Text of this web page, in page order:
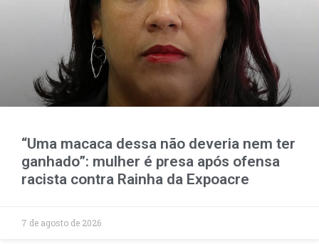
“Uma macaca dessa não deveria nem ter
ganhado”: mulher é presa após ofensa
racista contra Rainha da Expoacre
7 de agosto de 2026